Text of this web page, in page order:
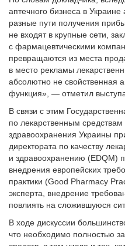
аптечного бизнеса в
разные пути получения
не входят в крупные сети,
с фармацевтическими
превращаются из места
в место рекламы
абсолютно не свойственная
функция», — отметил
В связи с этим
по лекарственным
здравоохранения Украины
директората по качеству
и здравоохранению (EDQM)
внедрения европейских
практики (Good Pharmacy
эксперта, внедрение
повлиять на сложившуюся
В ходе дискуссии
что необходимо полностью